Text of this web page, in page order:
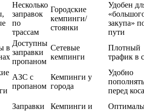
Несколько
заправок
по
трассам
Городские
кемпинги/
стоянки
Удобен
закупа»
пути
в
Доступны
заправки
пропаном
Сетевые
кемпинги
Плотный
трафик в
АЗС с
пропаном
Кемпинги у
города
Удобно
пополнять
перед
Заправки
Кемпинги и